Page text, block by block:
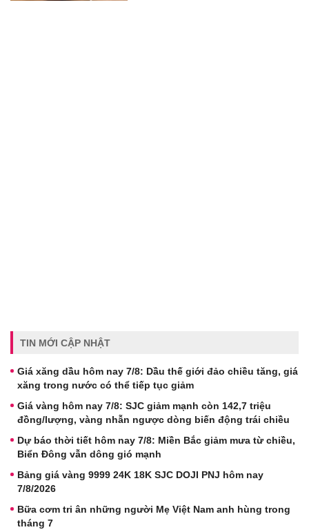
TIN MỚI CẬP NHẬT
Giá xăng dầu hôm nay 7/8: Dầu thế giới đảo chiều tăng, giá
xăng trong nước có thể tiếp tục giảm
Giá vàng hôm nay 7/8: SJC giảm mạnh còn 142,7 triệu
đồng/lượng, vàng nhẫn ngược dòng biến động trái chiều
Dự báo thời tiết hôm nay 7/8: Miền Bắc giảm mưa từ chiều,
Biển Đông vẫn dông gió mạnh
Bảng giá vàng 9999 24K 18K SJC DOJI PNJ hôm nay
7/8/2026
Bữa cơm tri ân những người Mẹ Việt Nam anh hùng trong
tháng 7